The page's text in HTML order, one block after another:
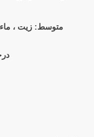
متوسط: زيت ،
درجة